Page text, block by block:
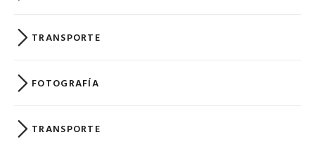
TRANSPORTE
FOTOGRAFÍA
TRANSPORTE